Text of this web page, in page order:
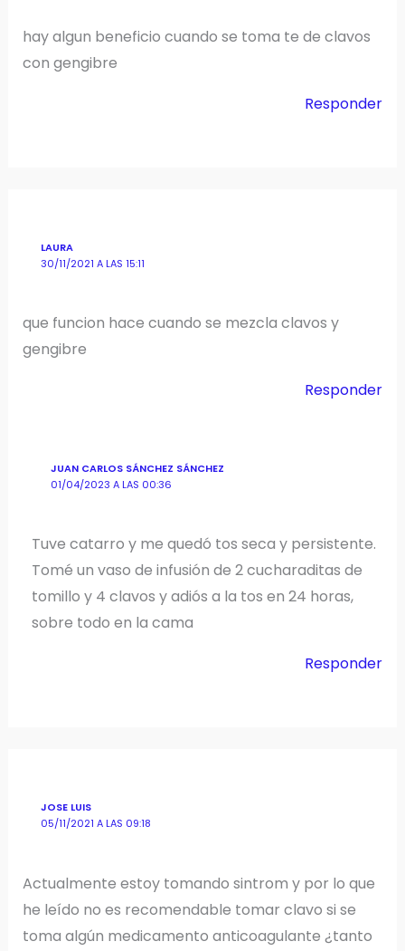
hay algun beneficio cuando se toma te de clavos
con gengibre
Responder
LAURA
30/11/2021 A LAS 15:11
que funcion hace cuando se mezcla clavos y
gengibre
Responder
JUAN CARLOS SÁNCHEZ SÁNCHEZ
01/04/2023 A LAS 00:36
Tuve catarro y me quedó tos seca y persistente.
Tomé un vaso de infusión de 2 cucharaditas de
tomillo y 4 clavos y adiós a la tos en 24 horas,
sobre todo en la cama
Responder
JOSE LUIS
05/11/2021 A LAS 09:18
Actualmente estoy tomando sintrom y por lo que
he leído no es recomendable tomar clavo si se
toma algún medicamento anticoagulante ¿tanto